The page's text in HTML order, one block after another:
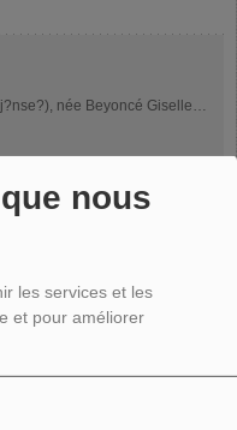
nous
les services et les
et pour améliorer
née Beyoncé Giselle
et...
Peter Gene Hernandez, né
producteur...
Adam Richard Wiles, né
est un disc jockey,